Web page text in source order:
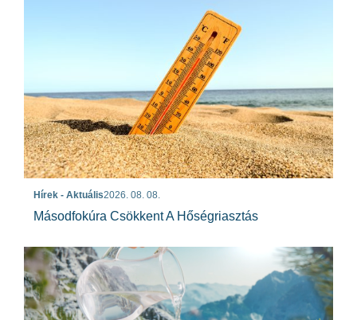
Hírek - Aktuális2026. 08. 08.
Másodfokúra Csökkent A Hőségriasztás